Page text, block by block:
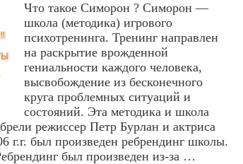
Что такое Симорон ? Симорон —
школа (методика) игрового
психотренинга. Тренинг направлен
на раскрытие врожденной
гениальности каждого человека,
высвобождение из бесконечного
круга проблемных ситуаций и
состояний. Эта методика и школа
режиссер Петр Бурлан и актриса
был произведен ребрендинг школы.
был произведен из-за …